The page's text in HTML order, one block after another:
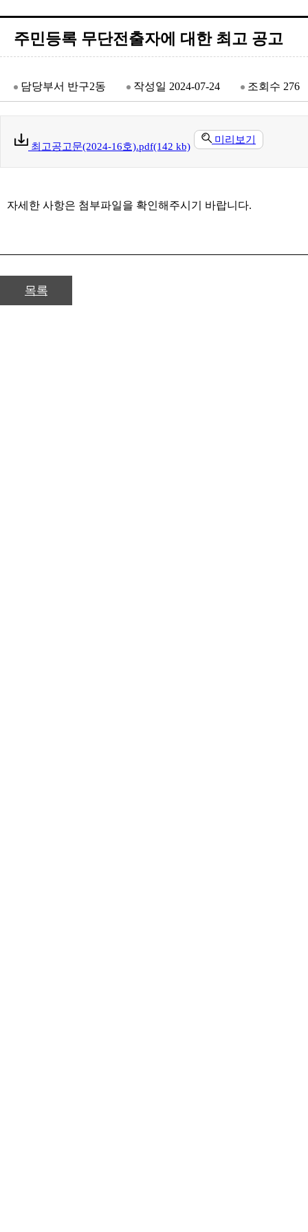
주민등록 무단전출자에 대한 최고 공고
담당부서 반구2동 작성일 2024-07-24 조회수 276
최고공고문(2024-16호).pdf(142 kb)
미리보기
자세한 사항은 첨부파일을 확인해주시기 바랍니다.
목록